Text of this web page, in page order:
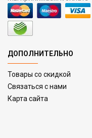
ДОПОЛНИТЕЛЬНО
Товары со скидкой
Связаться с нами
Карта сайта